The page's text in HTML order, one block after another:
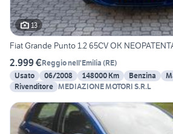
13
Fiat Grande Punto 1.2 65CV OK
2.999 €Reggio nell'Emilia (RE)
Usato
06/2008 148000 Km Benzina
Rivenditore MEDIAZIONE MOTORI S.R.L